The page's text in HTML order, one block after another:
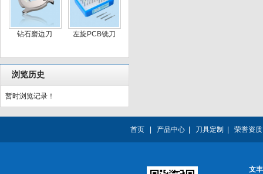
钻石磨边刀 左旋PCB铣刀
浏览历史
暂时浏览记录！
首页 产品中心 刀具定制 荣誉资质
文